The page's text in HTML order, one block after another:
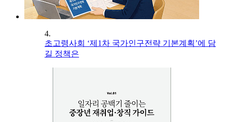
4.
초고령사회 ‘제1차 국가인구전략 기본계획’에 담
길 정책은